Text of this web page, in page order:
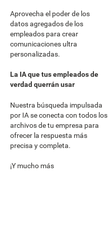
Aprovecha el poder de los
datos agregados de los
empleados para crear
comunicaciones ultra
personalizadas.
La IA que tus empleados de
verdad querrán usar
Nuestra búsqueda impulsada
por IA se conecta con todos los
archivos de tu empresa para
ofrecer la respuesta más
precisa y completa.
¡Y mucho más